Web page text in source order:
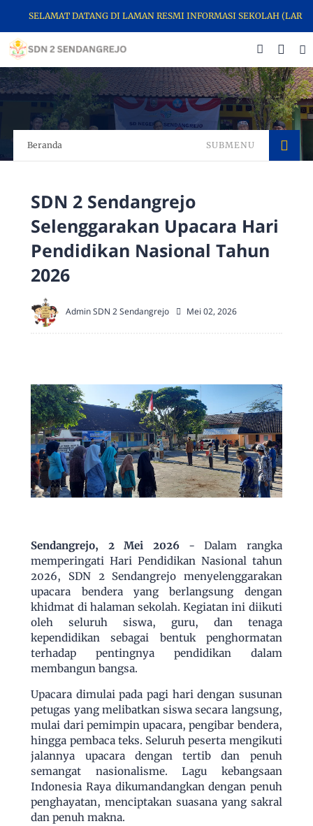
SELAMAT DATANG DI LAMAN RESMI INFORMASI SEKOLAH (LARIS)
Beranda SUBMENU
SDN 2 Sendangrejo
Selenggarakan Upacara Hari
Pendidikan Nasional Tahun
2026
Admin SDN 2 Sendangrejo Mei 02, 2026
Sendangrejo, 2 Mei 2026 - Dalam rangka
memperingati Hari Pendidikan Nasional tahun
2026, SDN 2 Sendangrejo menyelenggarakan
upacara bendera yang berlangsung dengan
khidmat di halaman sekolah. Kegiatan ini diikuti
oleh seluruh siswa, guru, dan tenaga
kependidikan sebagai bentuk penghormatan
terhadap pentingnya pendidikan dalam
membangun bangsa.
Upacara dimulai pada pagi hari dengan susunan
petugas yang melibatkan siswa secara langsung,
mulai dari pemimpin upacara, pengibar bendera,
hingga pembaca teks. Seluruh peserta mengikuti
jalannya upacara dengan tertib dan penuh
semangat nasionalisme. Lagu kebangsaan
Indonesia Raya dikumandangkan dengan penuh
penghayatan, menciptakan suasana yang sakral
dan penuh makna.